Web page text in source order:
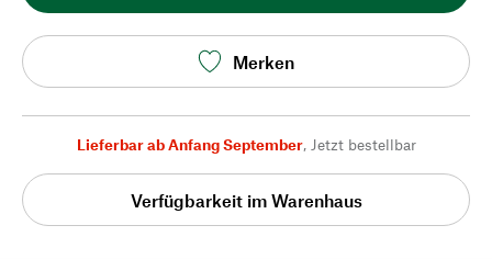
Merken
Lieferbar ab Anfang September, Jetzt bestellbar
Verfügbarkeit im Warenhaus